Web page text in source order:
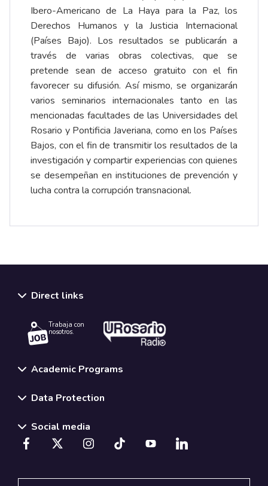
Ibero-Americano de La Haya para la Paz, los
Derechos Humanos y la Justicia Internacional
(Países Bajo). Los resultados se publicarán a
través de varias obras colectivas, que se
pretende sean de acceso gratuito con el fin
favorecer su difusión. Así mismo, se organizarán
varios seminarios internacionales tanto en las
mencionadas facultades de las Universidades del
Rosario y Pontificia Javeriana, como en los Países
Bajos, con el fin de transmitir los resultados de la
investigación y compartir experiencias con quienes
se desempeñan en instituciones de prevención y
lucha contra la corrupción transnacional.
Direct links
Trabaja con
nosotros.
Academic Programs
Data Protection
Social media